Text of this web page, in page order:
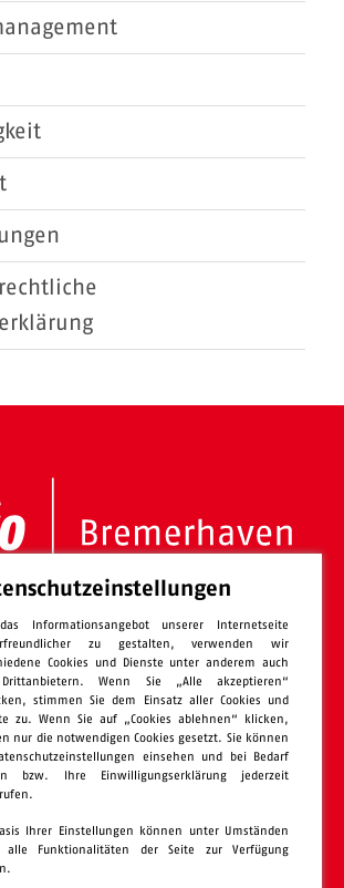
1
47-0
47-120
uns:
- 16.00 Uhr
- 13.00 Uhr
Informationsangebot unserer Internetseite
zu gestalten, verwenden wir
Cookies und Dienste unter anderem auch
Wenn Sie „Alle akzeptieren“
stimmen Sie dem Einsatz aller Cookies und
zu. Wenn Sie auf „Cookies ablehnen“ klicken,
nur die notwendigen Cookies gesetzt. Sie können
einsehen und bei Bedarf
bzw. Ihre Einwilligungserklärung jederzeit
Ihrer Einstellungen können unter Umständen
alle Funktionalitäten der Seite zur Verfügung